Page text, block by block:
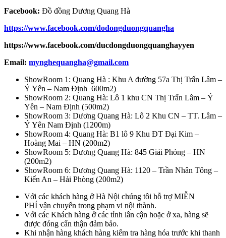
Facebook: Đồ đồng Dương Quang Hà
https://www.facebook.com/dodongduongquangha
https://www.facebook.com/ducdongduongquanghayyen
Email: mynghequangha@gmail.com
ShowRoom 1: Quang Hà : Khu A đường 57a Thị Trấn Lâm –
Ý Yên – Nam Định 600m2)
ShowRoom 2: Quang Hà: Lô 1 khu CN Thị Trấn Lâm – Ý
Yên – Nam Định (500m2)
ShowRoom 3: Dương Quang Hà: Lô 2 Khu CN – TT. Lâm –
Ý Yên Nam Định (1200m)
ShowRoom 4: Quang Hà: B1 lô 9 Khu ĐT Đại Kim –
Hoàng Mai – HN (200m2)
ShowRoom 5: Dương Quang Hà: 845 Giải Phóng – HN
(200m2)
ShowRoom 6: Dương Quang Hà: 1120 – Trần Nhân Tông –
Kiến An – Hải Phòng (200m2)
Với các khách hàng ở Hà Nội chúng tôi hỗ trợ MIỄN
PHÍ vận chuyển trong phạm vi nội thành.
Với các Khách hàng ở các tỉnh lân cận hoặc ở xa, hàng sẽ
được đóng cẩn thận đảm bảo.
Khi nhận hàng khách hàng kiểm tra hàng hóa trước khi thanh